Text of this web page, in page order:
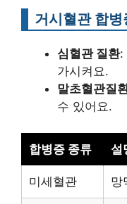
거시혈관 합병
심혈관 질환:
가시켜요.
말초혈관질
수 있어요.
합병증 종류 설
미세혈관 망